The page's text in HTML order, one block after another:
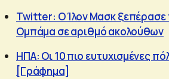
Twitter: Ο Ίλον Μασκ
Ομπάμα σε αριθμό ακολούθων
ΗΠΑ: Οι 10 πιο ευτυχισμένες
[Γράφημα]